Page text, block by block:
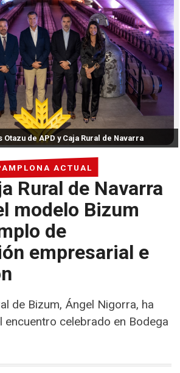
ACTUAL
Rural de Navarra
modelo Bizum
de
empresarial e
de Bizum, Ángel Nigorra, ha
encuentro celebrado en Bodega
Otazu de APD y Caja Rural de Navarra